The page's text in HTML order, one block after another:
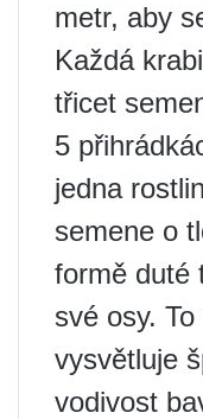
metr, aby
Každá
třicet
5
jedna
semene o
formě duté
své osy.
vysvětluje
vodivost